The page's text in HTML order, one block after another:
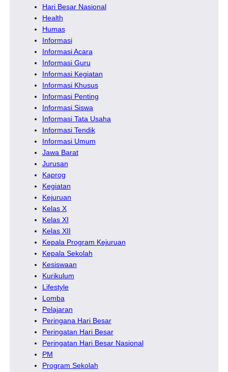
Hari Besar Nasional
Health
Humas
Informasi
Informasi Acara
Informasi Guru
Informasi Kegiatan
Informasi Khusus
Informasi Penting
Informasi Siswa
Informasi Tata Usaha
Informasi Tendik
Informasi Umum
Jawa Barat
Jurusan
Kaprog
Kegiatan
Kejuruan
Kelas X
Kelas XI
Kelas XII
Kepala Program Kejuruan
Kepala Sekolah
Kesiswaan
Kurikulum
Lifestyle
Lomba
Pelajaran
Peringana Hari Besar
Peringatan Hari Besar
Peringatan Hari Besar Nasional
PM
Program Sekolah